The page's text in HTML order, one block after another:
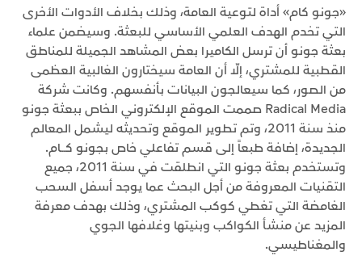
«جونو كام» أداة لتوعية العامة، وذلك بخلاف الأدوات الأخرى
التي تخدم الهدف العلمي الأساسي للبعثة. وسيضمن علماء
بعثة جونو أن ترسل الكاميرا بعض المشاهد الجميلة للمناطق
القطبية للمشتري، إلّا أن العامة سيختارون الغالبية العظمى
من الصور، كما سيعالجون البيانات بأنفسهم. وكانت شركة
Radical Media صممت الموقع الإلكتروني الخاص ببعثة جونو
منذ سنة 2011، وتم تطوير الموقع وتحديثه ليشمل المعالم
الجديدة، إضافة طبعاً إلى قسم تفاعلي خاص بجونو كـــام.
وتستخدم بعثة جونو التي انطلقت في سنة 2011، جميع
التقنيات المعروفة من أجل البحث عما يوجد أسفل السحب
الغامضة التي تغطي كوكب المشتري، وذلك بهدف معرفة
المزيد عن منشأ الكواكب وبنيتها وغلافها الجوي
والمغناطيسي.